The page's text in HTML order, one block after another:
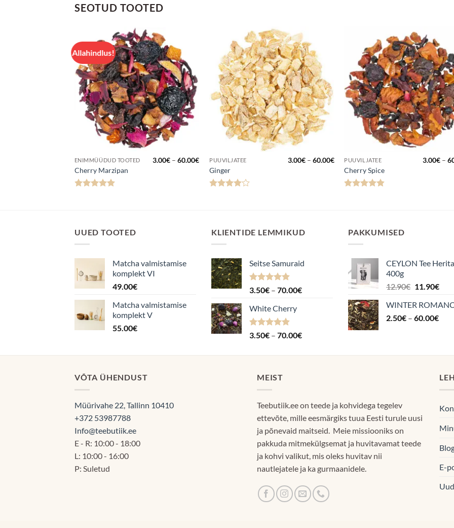
SEOTUD TOOTED
Allahindlus!
Lisa
lemmikuks
ENIMMÜÜDUD TOOTED
Cherry Marzipan
3.00€ – 60.00€Hinnavahemik:
3.00€
kuni
60.00€
Lisa
lemmikuks
PUUVILJATEE
Ginger
3.00€ – 60.00€Hinnavahemik:
3.00€
kuni
60.00€
Lisa
PUUVILJATEE
Cherry Spice
3.00€ –
Hinnavahemik:
3.00€
kuni
60.00€
UUED TOOTED
Matcha valmistamise
komplekt VI
49.00€
Matcha valmistamise
komplekt V
55.00€
KLIENTIDE LEMMIKUD
Seitse Samuraid
Hinnanguga
3.50€ – 70.00€Hinnavahemik:
White Cherry
Hinnanguga
3.50€ – 70.00€Hinnavahemik:
kuni
PAKKUMISED
CEYLON Tee
400g
12.90€ Algne
oli:
12.90€.
11.90€
on:
WINTER
2.50€ – 60.00€
VÕTA ÜHENDUST
Müürivahe 22, Tallinn 10410
+372 53987788
Info@teebutiik.ee
E - R: 10:00 - 18:00
L: 10:00 - 16:00
P: Suletud
MEIST
Teebutiik.ee on teede ja kohvidega tegelev
ettevõte, mille eesmärgiks tuua Eesti turule uusi
ja põnevaid maitseid. Meie missiooniks on
pakkuda mitmekülgsemat ja huvitavamat teede
ja kohvi valikut, mis oleks huvitav nii
nautlejatele ja ka gurmaanidele.
E-